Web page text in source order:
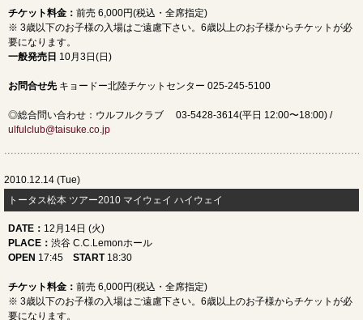
チケット料金： 前売 6,000円(税込・全席指定)
※ 3歳以下のお子様の入場はご遠慮下さい。6歳以上のお子様からチケットが必
要になります。
一般発売日 10月3日(日)
お問合せ先 キョードー北陸チケットセンター 025-245-5100
◎総合問い合わせ：ウルフルクラブ 03-5428-3614(平日 12:00〜18:00) /
ulfulclub@taisuke.co.jp
2010.12.14 (Tue)
トータス松本 ツアー2010 マイウェイ ハイウェイ
DATE ： 12月14日 (火)
PLACE ： 渋谷 C.C.Lemonホール
OPEN 17:45 START18:30
チケット料金： 前売 6,000円(税込・全席指定)
※ 3歳以下のお子様の入場はご遠慮下さい。6歳以上のお子様からチケットが必
要になります。